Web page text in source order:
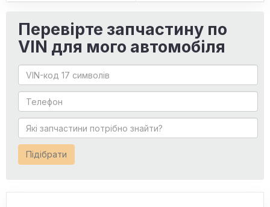
Перевірте запчастину по
VIN для мого автомобіля
Підібрати